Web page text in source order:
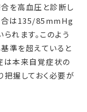
を高血圧と診断し
合は135/85mmHg
れます。このよう
準を超えていると
は本来自覚症状の
把握しておく必要が